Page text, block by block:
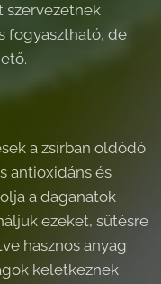
szervezetnek
fogyasztható, de
a zsírban oldódó
antioxidáns és
a daganatok
ezeket, sütésre
hasznos anyag
keletkeznek